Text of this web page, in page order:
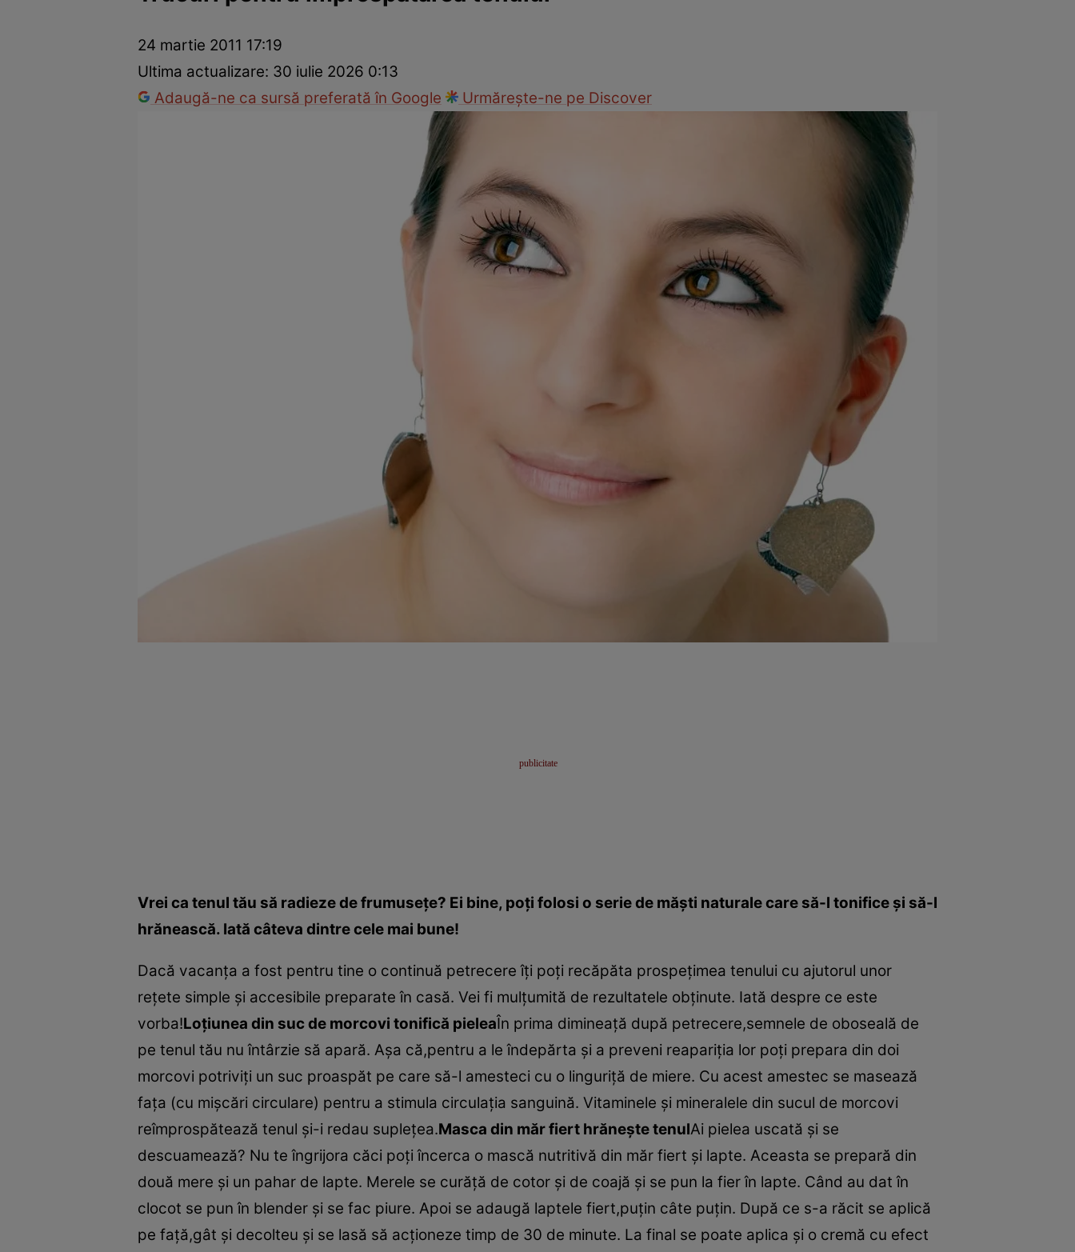
Vedete internaționaleVedete româneștiInterviurile Click!
24 martie 2011 17:19
Ultima actualizare: 30 iulie 2026 0:13
Adaugă-ne ca sursă preferată în Google
Urmărește-ne pe Discover
Vrei ca tenul tău să radieze de frumuseţe? Ei bine, poţi folosi o serie de măşti naturale care să-l tonifice şi să-l
hrănească. Iată câteva dintre cele mai bune!
Dacă vacanţa a fost pentru tine o continuă petrecere îţi poţi recăpăta prospeţimea tenului cu ajutorul unor
reţete simple şi accesibile preparate în casă. Vei fi mulţumită de rezultatele obţinute. Iată despre ce este
vorba!Loţiunea din suc de morcovi tonifică pieleaÎn prima dimineaţă după petrecere,semnele de oboseală de
pe tenul tău nu întârzie să apară. Aşa că,pentru a le îndepărta şi a preveni reapariţia lor poţi prepara din doi
morcovi potriviţi un suc proaspăt pe care să-l amesteci cu o linguriţă de miere. Cu acest amestec se masează
faţa (cu mişcări circulare) pentru a stimula circulaţia sanguină. Vitaminele şi mineralele din sucul de morcovi
reîmprospătează tenul şi-i redau supleţea.Masca din măr fiert hrăneşte tenulAi pielea uscată şi se
descuamează? Nu te îngrijora căci poţi încerca o mască nutritivă din măr fiert şi lapte. Aceasta se prepară din
două mere şi un pahar de lapte. Merele se curăţă de cotor şi de coajă şi se pun la fier în lapte. Când au dat în
clocot se pun în blender şi se fac piure. Apoi se adaugă laptele fiert,puţin câte puţin. După ce s-a răcit se aplică
pe faţă,gât şi decolteu şi se lasă să acţioneze timp de 30 de minute. La final se poate aplica şi o cremă cu efect